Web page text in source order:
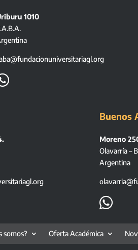
1010
Buenos
Moreno
Olavarría –
Argentina

somos? Oferta Académica